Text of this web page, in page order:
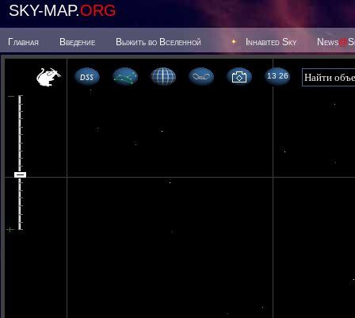
SKY-MAP.ORG
Главная Введение Выжить во Вселенной Inhabited Sky News@
13 26